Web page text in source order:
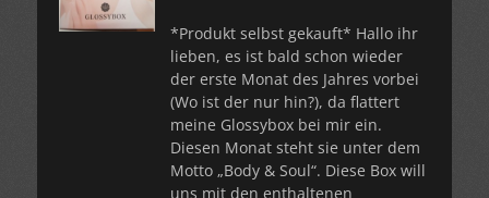
*Produkt selbst gekauft* Hallo ihr
lieben, es ist bald schon wieder
der erste Monat des Jahres vorbei
(Wo ist der nur hin?), da flattert
meine Glossybox bei mir ein.
Diesen Monat steht sie unter dem
Motto „Body & Soul“. Diese Box will
uns mit den enthaltenen